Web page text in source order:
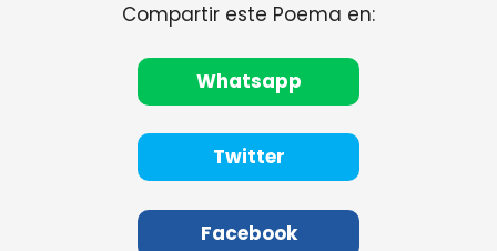
Compartir este Poema en:
Whatsapp
Twitter
Facebook